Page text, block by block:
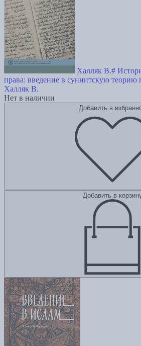
Халляк В.#
права: введение в суннитскую теорию
Халляк В.
Нет в наличии
Добавить в
Добавить в